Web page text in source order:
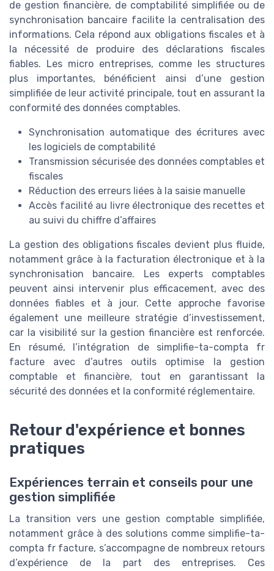
de gestion financière, de comptabilité simplifiée ou de
synchronisation bancaire facilite la centralisation des
informations. Cela répond aux obligations fiscales et à
la nécessité de produire des déclarations fiscales
fiables. Les micro entreprises, comme les structures
plus importantes, bénéficient ainsi d’une gestion
simplifiée de leur activité principale, tout en assurant la
conformité des données comptables.
Synchronisation automatique des écritures avec
les logiciels de comptabilité
Transmission sécurisée des données comptables et
fiscales
Réduction des erreurs liées à la saisie manuelle
Accès facilité au livre électronique des recettes et
au suivi du chiffre d’affaires
La gestion des obligations fiscales devient plus fluide,
notamment grâce à la facturation électronique et à la
synchronisation bancaire. Les experts comptables
peuvent ainsi intervenir plus efficacement, avec des
données fiables et à jour. Cette approche favorise
également une meilleure stratégie d’investissement,
car la visibilité sur la gestion financière est renforcée.
En résumé, l’intégration de simplifie-ta-compta fr
facture avec d’autres outils optimise la gestion
comptable et financière, tout en garantissant la
sécurité des données et la conformité réglementaire.
Retour d'expérience et bonnes
pratiques
Expériences terrain et conseils pour une
gestion simplifiée
La transition vers une gestion comptable simplifiée,
notamment grâce à des solutions comme simplifie-ta-
compta fr facture, s’accompagne de nombreux retours
d’expérience de la part des entreprises. Ces